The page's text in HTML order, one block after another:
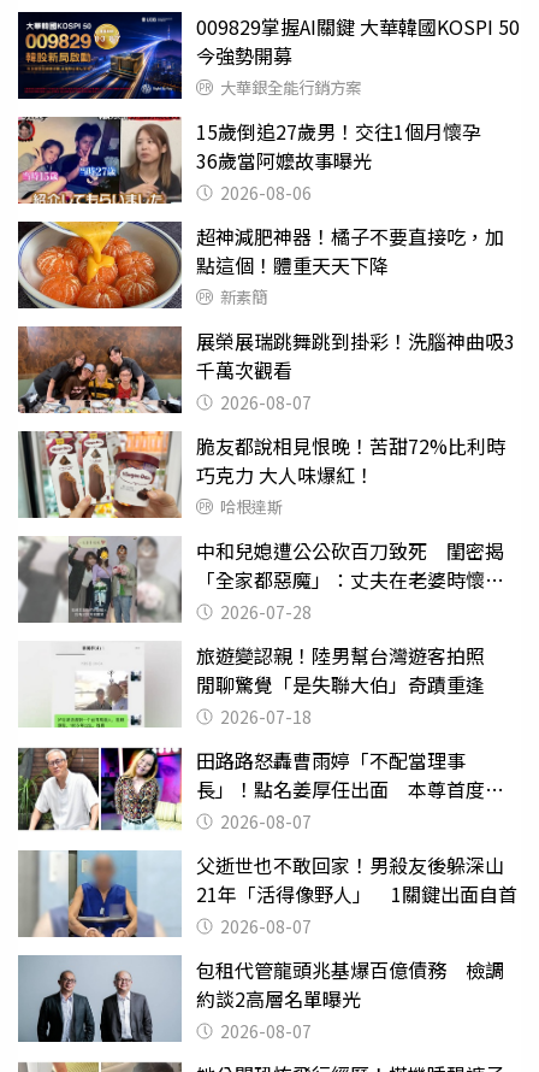
009829掌握AI關鍵 大華韓國KOSPI 50
今強勢開募
大華銀全能行銷方案
15歲倒追27歲男！交往1個月懷孕
36歲當阿嬤故事曝光
2026-08-06
超神減肥神器！橘子不要直接吃，加
點這個！體重天天下降
新素簡
展榮展瑞跳舞跳到掛彩！洗腦神曲吸3
千萬次觀看
2026-08-07
脆友都說相見恨晚！苦甜72%比利時
巧克力 大人味爆紅！
哈根達斯
中和兒媳遭公公砍百刀致死 閨密揭
「全家都惡魔」：丈夫在老婆時懷孕
摔東西
2026-07-28
旅遊變認親！陸男幫台灣遊客拍照
閒聊驚覺「是失聯大伯」奇蹟重逢
2026-07-18
田路路怒轟曹雨婷「不配當理事
長」！點名姜厚任出面 本尊首度回
應了2026-08-07
父逝世也不敢回家！男殺友後躲深山
21年「活得像野人」 1關鍵出面自首
2026-08-07
包租代管龍頭兆基爆百億債務 檢調
約談2高層名單曝光
2026-08-07